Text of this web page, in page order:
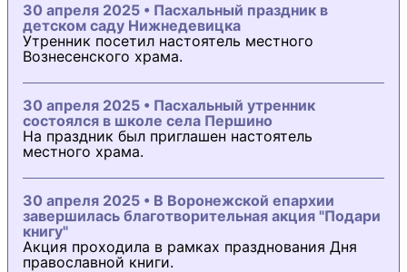
30 апреля 2025 • Пасхальный праздник в
детском саду Нижнедевицка
Утренник посетил настоятель местного
Вознесенского храма.
30 апреля 2025 • Пасхальный утренник
состоялся в школе села Першино
На праздник был приглашен настоятель
местного храма.
30 апреля 2025 • В Воронежской епархии
завершилась благотворительная акция "Подари
книгу"
Акция проходила в рамках празднования Дня
православной книги.